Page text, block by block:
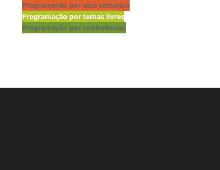
Programação por eixo temático
Programação por temas livres
Programação por conferências